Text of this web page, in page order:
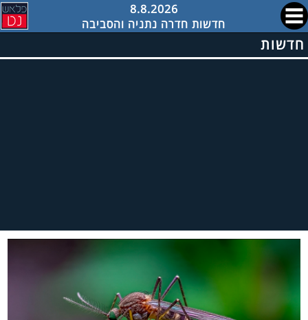
8.8.2026
חדשות חדרה נתניה והסביבה
חדשות